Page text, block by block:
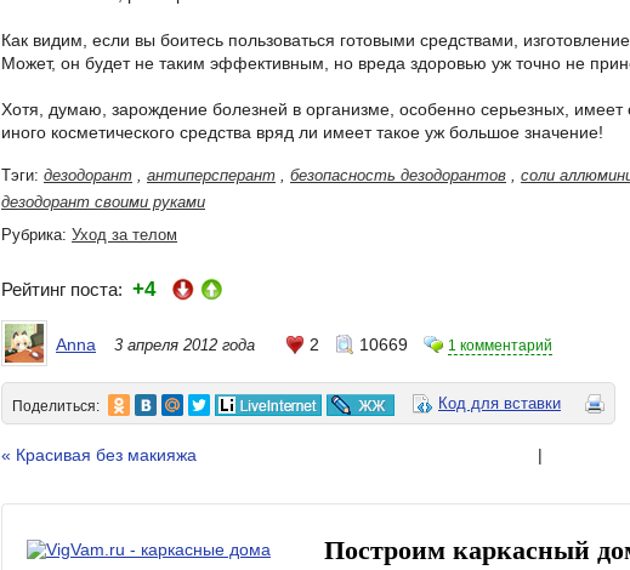
Как видим, если вы боитесь пользоваться готовыми средствами,
Может, он будет не таким эффективным, но вреда здоровью уж точно не
Хотя, думаю, зарождение болезней в организме, особенно серьезных, имеет
иного косметического средства вряд ли имеет такое уж большое значение!
Тэги: дезодорант , антиперсперант , безопасность дезодорантов , соли
дезодорант своими руками
Рубрика: Уход за телом
Рейтинг поста: +4
Anna 3 апреля 2012 года 2 10669 1 комментарий
Поделиться: Код для вставки
« Красивая без макияжа |
Построим каркасный